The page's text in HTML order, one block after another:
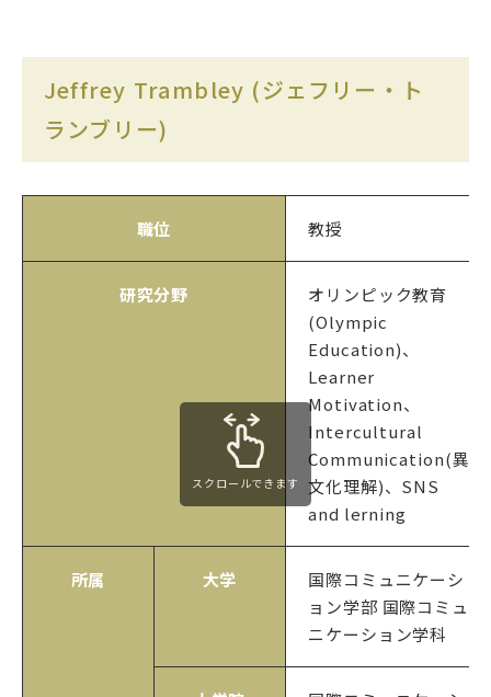
Jeffrey Trambley (ジェフリー・ト
ランブリー)
職位 教授
研究分野
オリンピック教育
(Olympic
Education)、
Learner
Motivation、
Intercultural
Communication(異
文化理解)、SNS
and lerning
所属 大学
国際コミュニケーシ
ョン学部 国際コミュ
ニケーション学科
スクロールできます